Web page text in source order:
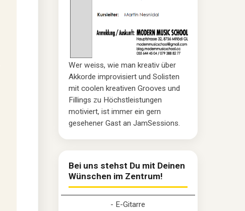
Wer weiss, wie man kreativ über
Akkorde improvisiert und Solisten
mit coolen kreativen Grooves und
Fillings zu Höchstleistungen
motiviert, ist immer ein gern
gesehener Gast an JamSessions.
Bei uns stehst Du mit Deinen
Wünschen im Zentrum!
- E-Gitarre